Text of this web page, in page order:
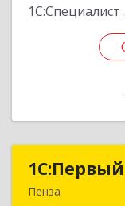
1С:Специалист
Пенза